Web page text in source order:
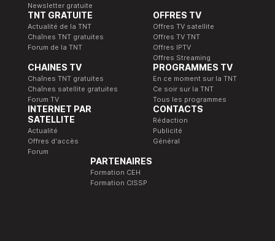
Newsletter gratuite
TNT GRATUITE
Actualité de la TNT
Chaînes TNT gratuites
Forum de la TNT
OFFRES TV
Offres TV satellite
Offres TV TNT
Offres IPTV
Offres Streaming
CHAINES TV
Chaînes TNT gratuites
Chaînes satellite gratuites
Forum TV
PROGRAMMES TV
En ce moment sur la TNT
Ce soir sur la TNT
Tous les programmes
INTERNET PAR
SATELLITE
Actualité
Offres d'accès
Forum
CONTACTS
Rédaction
Publicité
Général
PARTENAIRES
Formation CEH
Formation CISSP